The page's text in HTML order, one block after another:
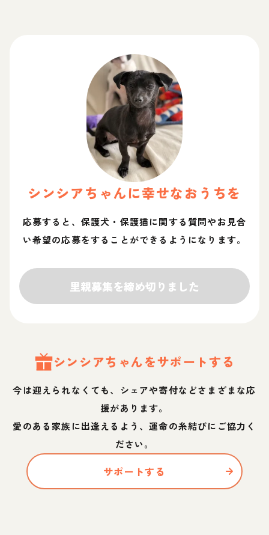
シンシアちゃんに幸せなおうちを
応募すると、保護犬・保護猫に関する質問やお見合
い希望の応募をすることができるようになります。
里親募集を締め切りました
シンシアちゃんをサポートする
今は迎えられなくても、シェアや寄付などさまざまな応
援があります。
愛のある家族に出逢えるよう、運命の糸結びにご協力く
ださい。
サポートする